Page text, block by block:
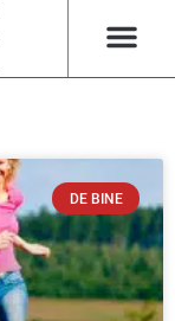
DE BINE